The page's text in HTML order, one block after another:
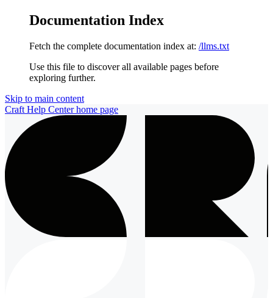
Documentation Index
Fetch the complete documentation index at: /llms.txt
Use this file to discover all available pages before
exploring further.
Skip to main content
Craft Help Centerhome page